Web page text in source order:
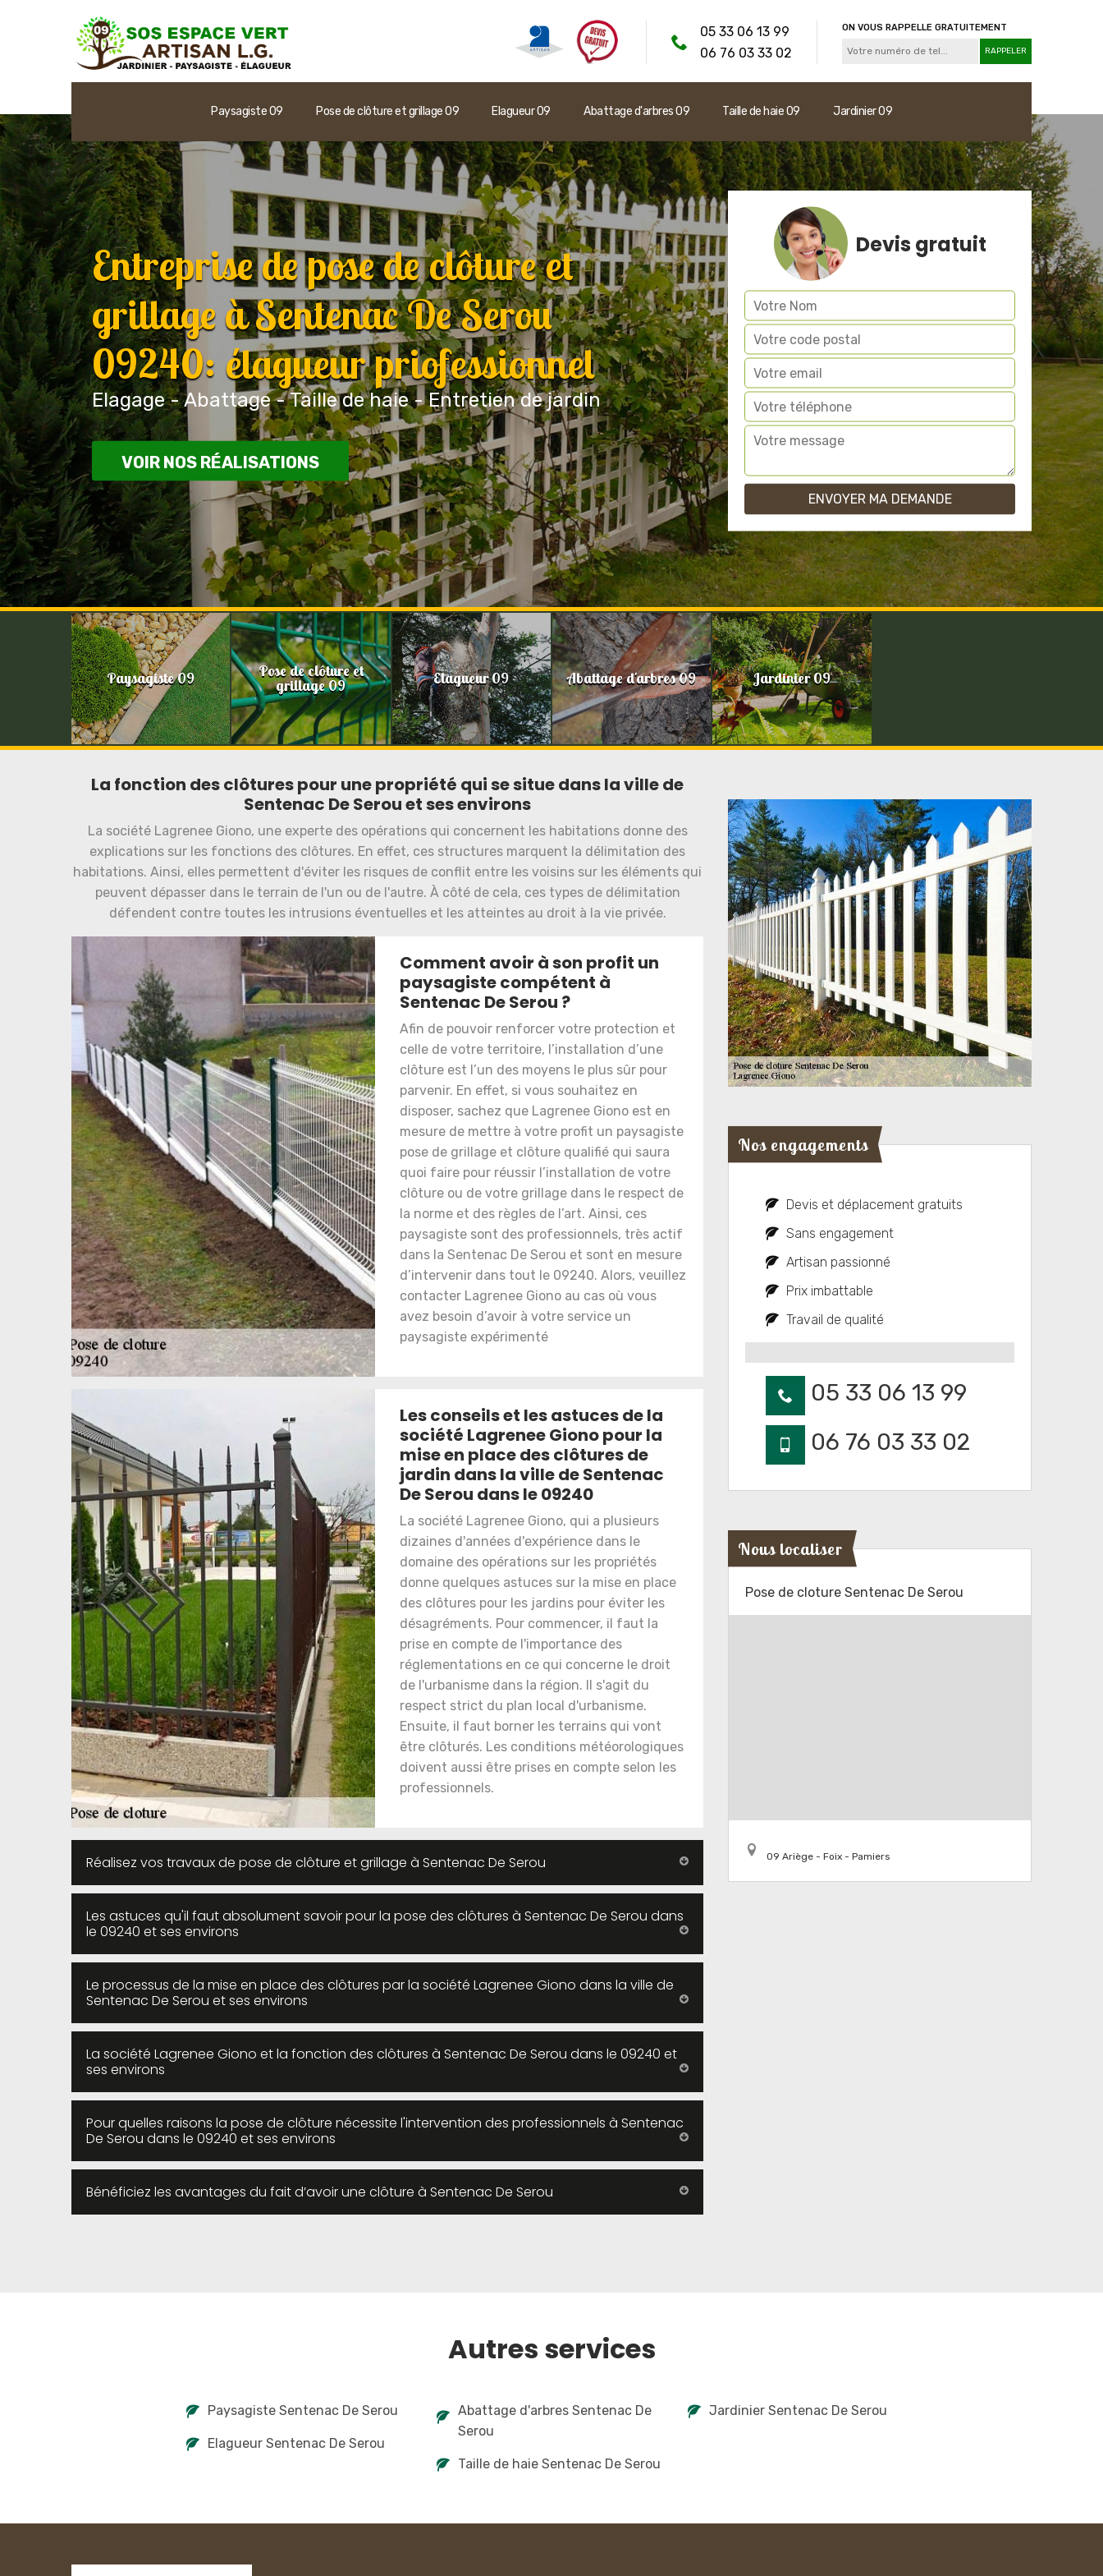
05 33 06 13 99
06 76 03 33 02
ON VOUS RAPPELLE GRATUITEMENT
Paysagiste 09 Pose de clôture et grillage 09 Elagueur 09 Abattage d'arbres 09 Taille de haie 09 Jardinier 09
Entreprise de pose de clôture et
grillage à Sentenac De Serou
09240: élagueur priofessionnel
Elagage - Abattage - Taille de haie - Entretien de jardin
VOIR NOS RÉALISATIONS
Devis gratuit
Paysagiste 09 Pose de clôture et
grillage 09 Elagueur 09 Abattage d'arbres 09 Jardinier 09
La fonction des clôtures pour une propriété qui se situe dans la ville de
Sentenac De Serou et ses environs
La société Lagrenee Giono, une experte des opérations qui concernent les habitations donne des
explications sur les fonctions des clôtures. En effet, ces structures marquent la délimitation des
habitations. Ainsi, elles permettent d'éviter les risques de conflit entre les voisins sur les éléments qui
peuvent dépasser dans le terrain de l'un ou de l'autre. À côté de cela, ces types de délimitation
défendent contre toutes les intrusions éventuelles et les atteintes au droit à la vie privée.
Comment avoir à son profit un
paysagiste compétent à
Sentenac De Serou ?
Afin de pouvoir renforcer votre protection et
celle de votre territoire, l’installation d’une
clôture est l’un des moyens le plus sûr pour
parvenir. En effet, si vous souhaitez en
disposer, sachez que Lagrenee Giono est en
mesure de mettre à votre profit un paysagiste
pose de grillage et clôture qualifié qui saura
quoi faire pour réussir l’installation de votre
clôture ou de votre grillage dans le respect de
la norme et des règles de l’art. Ainsi, ces
paysagiste sont des professionnels, très actif
dans la Sentenac De Serou et sont en mesure
d’intervenir dans tout le 09240. Alors, veuillez
contacter Lagrenee Giono au cas où vous
avez besoin d’avoir à votre service un
paysagiste expérimenté
Les conseils et les astuces de la
société Lagrenee Giono pour la
mise en place des clôtures de
jardin dans la ville de Sentenac
De Serou dans le 09240
La société Lagrenee Giono, qui a plusieurs
dizaines d'années d'expérience dans le
domaine des opérations sur les propriétés
donne quelques astuces sur la mise en place
des clôtures pour les jardins pour éviter les
désagréments. Pour commencer, il faut la
prise en compte de l'importance des
réglementations en ce qui concerne le droit
de l'urbanisme dans la région. Il s'agit du
respect strict du plan local d'urbanisme.
Ensuite, il faut borner les terrains qui vont
être clôturés. Les conditions météorologiques
doivent aussi être prises en compte selon les
professionnels.
Réalisez vos travaux de pose de clôture et grillage à Sentenac De Serou
Les astuces qu'il faut absolument savoir pour la pose des clôtures à Sentenac De Serou dans
le 09240 et ses environs
Le processus de la mise en place des clôtures par la société Lagrenee Giono dans la ville de
Sentenac De Serou et ses environs
La société Lagrenee Giono et la fonction des clôtures à Sentenac De Serou dans le 09240 et
ses environs
Pour quelles raisons la pose de clôture nécessite l'intervention des professionnels à Sentenac
De Serou dans le 09240 et ses environs
Bénéficiez les avantages du fait d’avoir une clôture à Sentenac De Serou
Nos engagements
Devis et déplacement gratuits
Sans engagement
Artisan passionné
Prix imbattable
Travail de qualité
05 33 06 13 99
06 76 03 33 02
Nous localiser
Pose de cloture Sentenac De Serou
09 Ariège - Foix - Pamiers
Autres services
Paysagiste Sentenac De Serou
Elagueur Sentenac De Serou
Abattage d'arbres Sentenac De
Serou
Taille de haie Sentenac De Serou
Jardinier Sentenac De Serou